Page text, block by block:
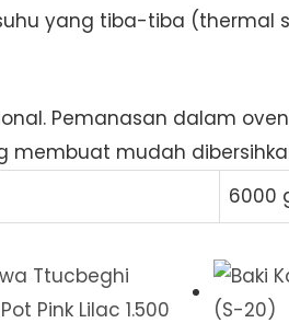
6
Pcs
yang tiba-tiba (thermal
Pemanasan dalam
membuat mudah
6000